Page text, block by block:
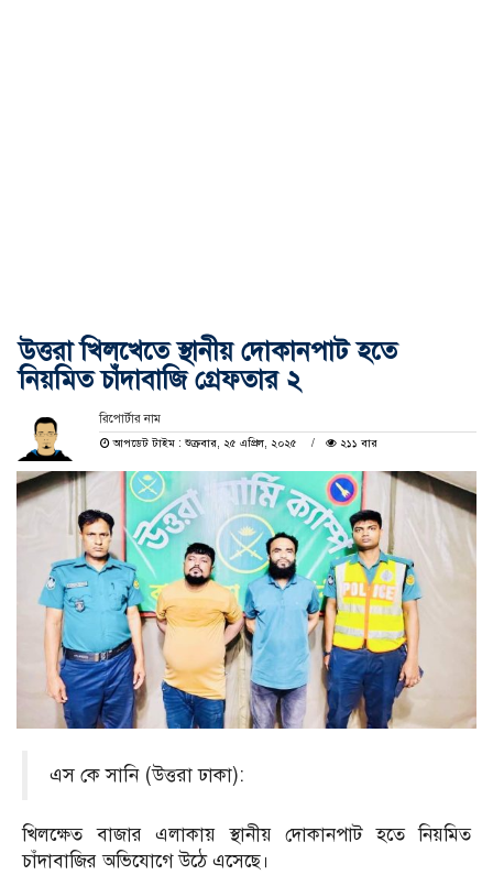
উত্তরা খিলখেতে স্থানীয় দোকানপাট হতে
নিয়মিত চাঁদাবাজি গ্রেফতার ২
রিপোর্টার নাম
আপডেট টাইম : শুক্রবার, ২৫ এপ্রিল, ২০২৫
২১১ বার
এস কে সানি (উত্তরা ঢাকা):
খিলক্ষেত বাজার এলাকায় স্থানীয় দোকানপাট হতে নিয়মিত
চাঁদাবাজির অভিযোগে উঠে এসেছে।